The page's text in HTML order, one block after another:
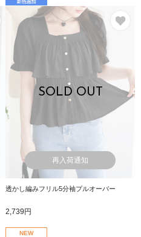
お気に入り
SOLD OUT
再入荷通知
透かし編みフリル5分袖プルオーバー
2,739円
NEW